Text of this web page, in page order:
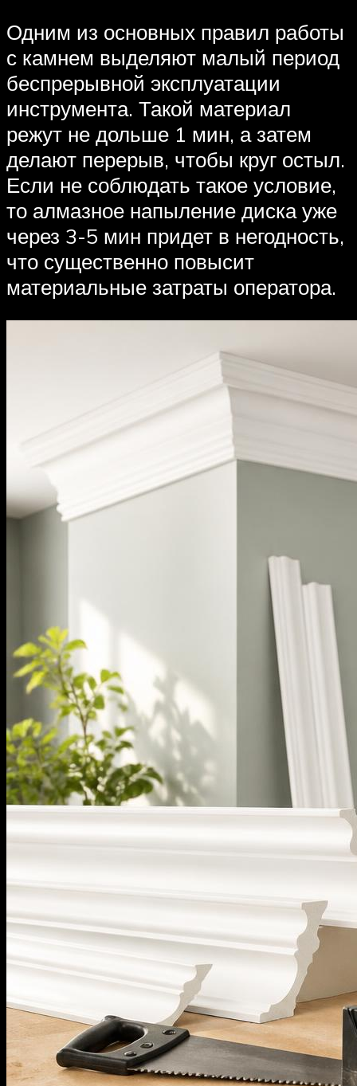
Одним из основных правил работы
с камнем выделяют малый период
беспрерывной эксплуатации
инструмента. Такой материал
режут не дольше 1 мин, а затем
делают перерыв, чтобы круг остыл.
Если не соблюдать такое условие,
то алмазное напыление диска уже
через 3-5 мин придет в негодность,
что существенно повысит
материальные затраты оператора.